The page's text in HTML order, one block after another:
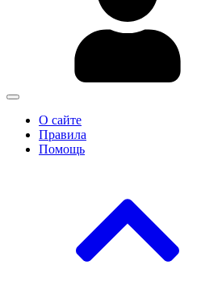
О сайте
Правила
Помощь